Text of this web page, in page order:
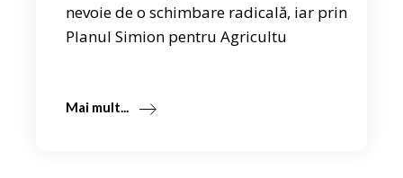
nevoie de o schimbare radicală, iar prin
Planul Simion pentru Agricultu
Mai mult...